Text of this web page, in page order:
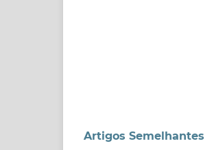
Artigos Semelhantes